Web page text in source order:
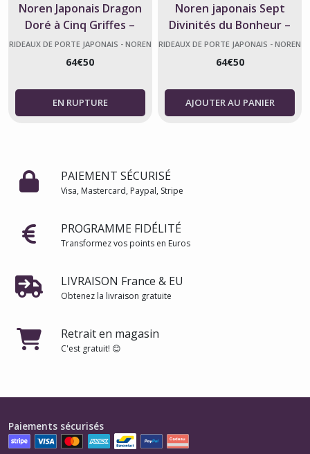
Noren Japonais Dragon
Doré à Cinq Griffes –
Fabriqué au Japon
RIDEAUX DE PORTE JAPONAIS - NOREN
64€50
Noren japonais Sept
Divinités du Bonheur –
Fabriqué au Japon
RIDEAUX DE PORTE JAPONAIS - NOREN
64€50
AJOUTER AU PANIER
PAIEMENT SÉCURISÉ
Visa, Mastercard, Paypal, Stripe
PROGRAMME FIDÉLITÉ
Transformez vos points en Euros
LIVRAISON France & EU
Obtenez la livraison gratuite
Retrait en magasin
C'est gratuit! 😊
Paiements sécurisés